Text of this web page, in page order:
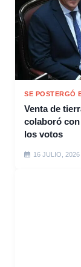
SE POSTERGÓ
Venta de
colaboró
los votos
16 JULIO, 2026